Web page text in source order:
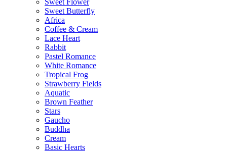
Sweet Flower
Sweet Butterfly
Africa
Coffee & Cream
Lace Heart
Rabbit
Pastel Romance
White Romance
Tropical Frog
Strawberry Fields
Aquatic
Brown Feather
Stars
Gaucho
Buddha
Cream
Basic Hearts